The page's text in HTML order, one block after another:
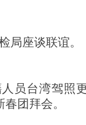
局座谈联谊。
员台湾驾照
团拜会。